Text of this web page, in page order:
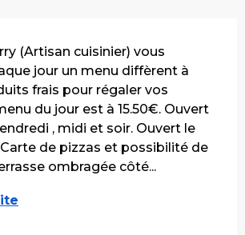
(Artisan cuisinier) vous
jour un menu diffèrent à
frais pour régaler vos
du jour est à 15.50€. Ouvert
, midi et soir. Ouvert le
de pizzas et possibilité de
ombragée côté...